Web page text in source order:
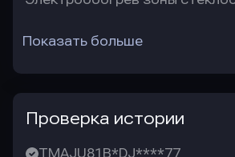
Показать больше
Проверка истории
TMAJU81B*DJ****77